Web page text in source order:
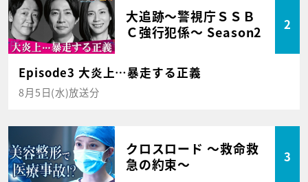
大追跡～警視庁ＳＳＢ
Ｃ強行犯係～ Season2
2
Episode3 大炎上…暴走する正義
8月5日(水)放送分
クロスロード ～救命救
急の約束～
3